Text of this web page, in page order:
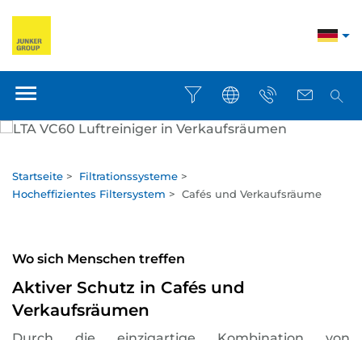
Startseite > Filtrationssysteme >
Hocheffizientes Filtersystem > Cafés und Verkaufsräume
Wo sich Menschen treffen
Aktiver Schutz in Cafés und
Verkaufsräumen